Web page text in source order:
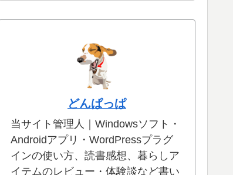
どんぱっぱ
当サイト管理人｜Windowsソフト・
Androidアプリ・WordPressプラグ
インの使い方、読書感想、暮らしア
イテムのレビュー・体験談など書い